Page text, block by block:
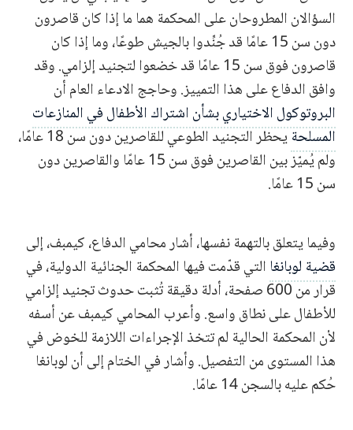
السؤالان المطروحان على المحكمة هما ما إذا كان قاصرون
دون سن 15 عامًا قد جُنِّدوا بالجيش طوعًا، وما إذا كان
قاصرون فوق سن 15 عامًا قد خضعوا لتجنيد إلزامي. وقد
وافق الدفاع على هذا التمييز. وحاجج الادعاء العام أن
البروتوكول الاختياري بشأن اشتراك الأطفال في المنازعات
المسلحة
يحظر التجنيد الطوعي للقاصرين دون سن 18 عامًا،
ولم يُميّز بين القاصرين فوق سن 15 عامًا والقاصرين دون
سن 15 عامًا.
وفيما يتعلق بالتهمة نفسها، أشار محامي الدفاع، كيمبف، إلى
قضية لوبانغاالتي قدّمت فيها المحكمة الجنائية الدولية، في
قرار من 600 صفحة، أدلة دقيقة تُثبت حدوث تجنيد إلزامي
للأطفال على نطاق واسع. وأعرب المحامي كيمبف عن أسفه
لأن المحكمة الحالية لم تتخذ الإجراءات اللازمة للخوض في
هذا المستوى من التفصيل. وأشار في الختام إلى أن لوبانغا
حُكم عليه بالسجن 14 عامًا.